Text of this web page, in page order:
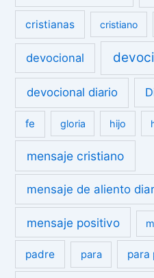
cristianas cristiano
devocional
devocional diario
fe gloria hijo
mensaje cristiano
mensaje de aliento
mensaje positivo
padre para para